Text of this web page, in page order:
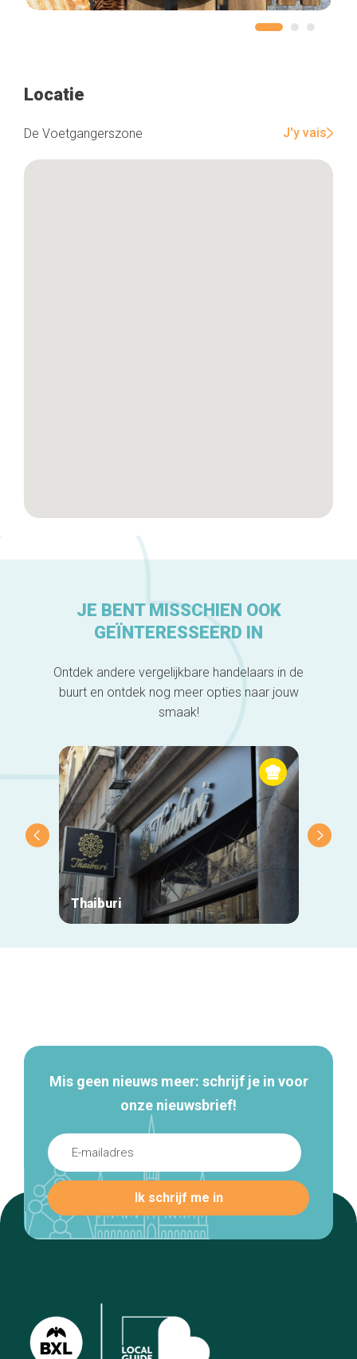
Locatie
De Voetgangerszone J'y vais
JE BENT MISSCHIEN OOK
GEÏNTERESSEERD IN
Ontdek andere vergelijkbare handelaars in de
buurt en ontdek nog meer opties naar jouw
smaak!
Thaiburi
Mis geen nieuws meer: schrijf je in voor
onze nieuwsbrief!